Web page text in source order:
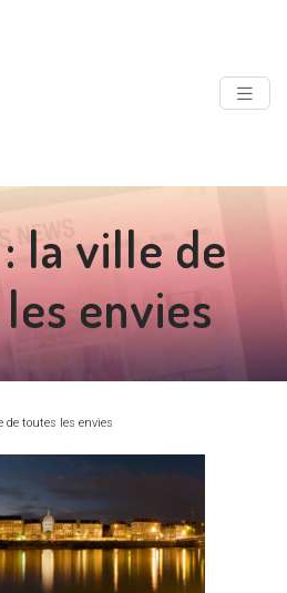
la ville de
envies
de toutes les envies